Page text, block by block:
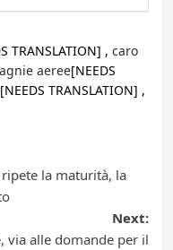
TRANSLATION] , caro
aeree[NEEDS
[NEEDS TRANSLATION] ,
la maturità, la
Next:
via alle domande per il